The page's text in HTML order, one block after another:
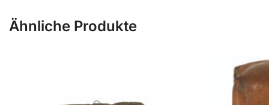
Ähnliche Produkte